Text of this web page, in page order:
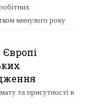
минулого року
та присутності в